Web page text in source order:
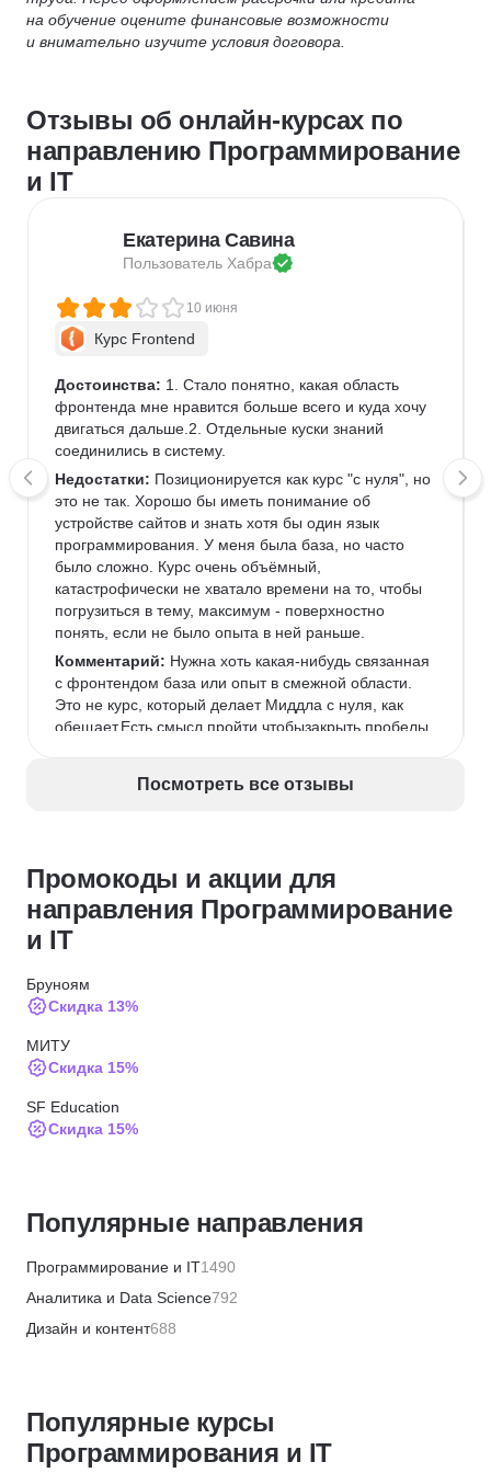
на обучение оцените финансовые возможности
и внимательно изучите условия договора.
Отзывы об онлайн-курсах по
направлению Программирование
и IT
Екатерина Савина
Пользователь Хабра
10 июня
Курс Frontend
Достоинства: 1. Стало понятно, какая область
фронтенда мне нравится больше всего и куда хочу
двигаться дальше.2. Отдельные куски знаний
соединились в систему.
Недостатки: Позиционируется как курс "с нуля", но
это не так. Хорошо бы иметь понимание об
устройстве сайтов и знать хотя бы один язык
программирования. У меня была база, но часто
было сложно. Курс очень объёмный,
катастрофически не хватало времени на то, чтобы
погрузиться в тему, максимум - поверхностно
понять, если не было опыта в ней раньше.
Комментарий: Нужна хоть какая-нибудь связанная
с фронтендом база или опыт в смежной области.
Это не курс, который делает Миддла с нуля, как
обещает.Есть смысл пройти чтобызакрыть пробелы
Посмотреть все отзывы
Промокоды и акции для
направления Программирование
и IT
Бруноям
Скидка 13%
МИТУ
Скидка 15%
SF Education
Скидка 15%
МИПО
BABOKSchool
Институт профессиональных квалификаций
Скидка 5%
Популярные направления
Программирование и IT1490
Аналитика и Data Science792
Дизайн и контент688
Финансы и бухгалтерия655
HR и рекрутинг327
Популярные курсы
Программирования и IT